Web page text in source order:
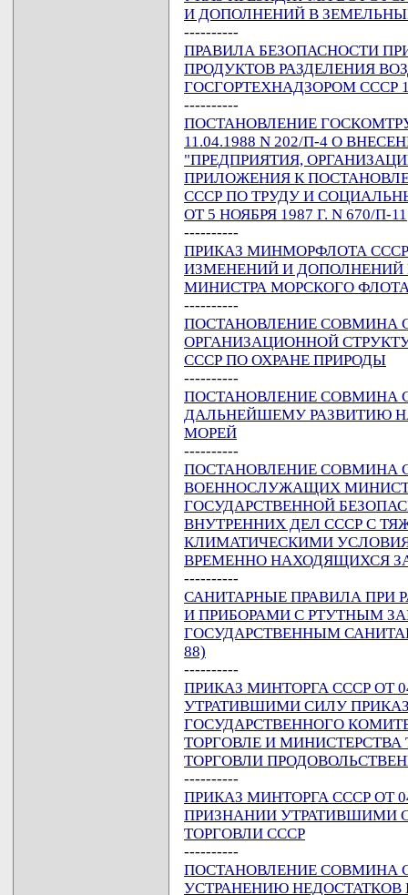
И ДОПОЛНЕНИЙ В
----------
ПРАВИЛА БЕЗОПАСНОСТИ
ПРОДУКТОВ РАЗДЕЛЕНИЯ
ГОСГОРТЕХНАДЗОРОМ СССР
----------
ПОСТАНОВЛЕНИЕ
11.04.1988 N 202/П-4 О
"ПРЕДПРИЯТИЯ,
ПРИЛОЖЕНИЯ К
СССР ПО ТРУДУ И
ОТ 5 НОЯБРЯ 1987 Г. N 670/П-11
----------
ПРИКАЗ МИНМОРФЛОТА СССР
ИЗМЕНЕНИЙ И ДОПОЛНЕНИЙ
МИНИСТРА МОРСКОГО ФЛОТА
----------
ПОСТАНОВЛЕНИЕ СОВМИНА
ОРГАНИЗАЦИОННОЙ
СССР ПО ОХРАНЕ ПРИРОДЫ
----------
ПОСТАНОВЛЕНИЕ СОВМИНА
ДАЛЬНЕЙШЕМУ РАЗВИТИЮ
МОРЕЙ
----------
ПОСТАНОВЛЕНИЕ СОВМИНА
ВОЕННОСЛУЖАЩИХ
ГОСУДАРСТВЕННОЙ
ВНУТРЕННИХ ДЕЛ СССР С
КЛИМАТИЧЕСКИМИ
ВРЕМЕННО НАХОДЯЩИХСЯ
----------
САНИТАРНЫЕ ПРАВИЛА ПРИ
И ПРИБОРАМИ С РТУТНЫМ
ГОСУДАРСТВЕННЫМ
88)
----------
ПРИКАЗ МИНТОРГА СССР ОТ
УТРАТИВШИМИ СИЛУ
ГОСУДАРСТВЕННОГО
ТОРГОВЛЕ И
ТОРГОВЛИ
----------
ПРИКАЗ МИНТОРГА СССР ОТ
ПРИЗНАНИИ УТРАТИВШИМИ
ТОРГОВЛИ СССР
----------
ПОСТАНОВЛЕНИЕ СОВМИНА
УСТРАНЕНИЮ